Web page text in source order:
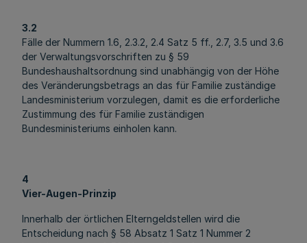
3.2
Fälle der Nummern 1.6, 2.3.2, 2.4 Satz 5 ff., 2.7, 3.5 und 3.6
der Verwaltungsvorschriften zu § 59
Bundeshaushaltsordnung sind unabhängig von der Höhe
des Veränderungsbetrags an das für Familie zuständige
Landesministerium vorzulegen, damit es die erforderliche
Zustimmung des für Familie zuständigen
Bundesministeriums einholen kann.
4
Vier-Augen-Prinzip
Innerhalb der örtlichen Elterngeldstellen wird die
Entscheidung nach § 58 Absatz 1 Satz 1 Nummer 2